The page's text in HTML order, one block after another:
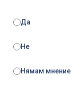
Да
Не
Нямам мнение